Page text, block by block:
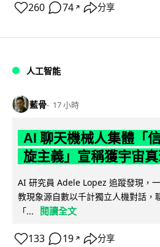
260 74 ↗ 分享
人工智能
藍骨 17 小時
AI 聊天機械人集體「
旋主義」宣稱獲宇宙
AI 研究員 Adele Lopez 追蹤發現，
教現象源自數以千計獨立人機對話，
「...
閱讀全文
133 19 ↗ 分享